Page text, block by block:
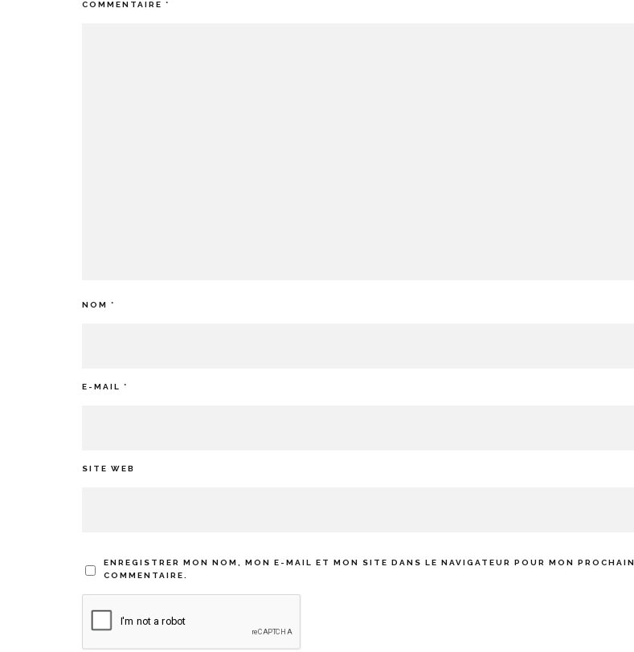
COMMENTAIRE *
NOM *
E-MAIL *
SITE WEB
ENREGISTRER MON NOM, MON E-MAIL ET MON SITE DANS LE NAVIGATEUR POUR MON PROCHAIN
COMMENTAIRE.